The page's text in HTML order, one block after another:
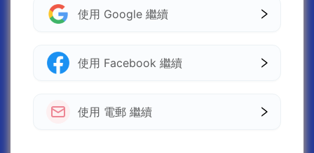
使用 Google 繼續
使用 Facebook 繼續
使用 電郵 繼續